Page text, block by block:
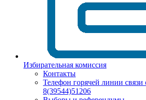
Избирательная комиссия
Контакты
Телефон горячей линии связи
8(39544)51206